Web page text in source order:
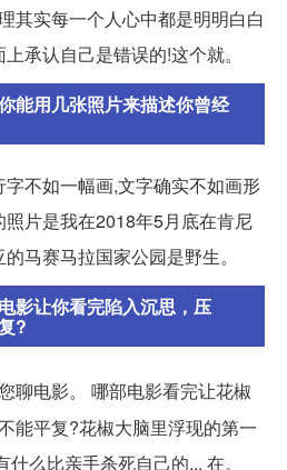
其实每一个人心中都是明明白白
承认自己是错误的!这个就。
能用几张照片来描述你曾经
不如一幅画,文字确实不如画形
片是我在2018年5月底在肯尼
马赛马拉国家公园是野生。
影让你看完陷入沉思，压
?
聊电影。 哪部电影看完让花椒
能平复?花椒大脑里浮现的第一
么比亲手杀死自己的... 在。